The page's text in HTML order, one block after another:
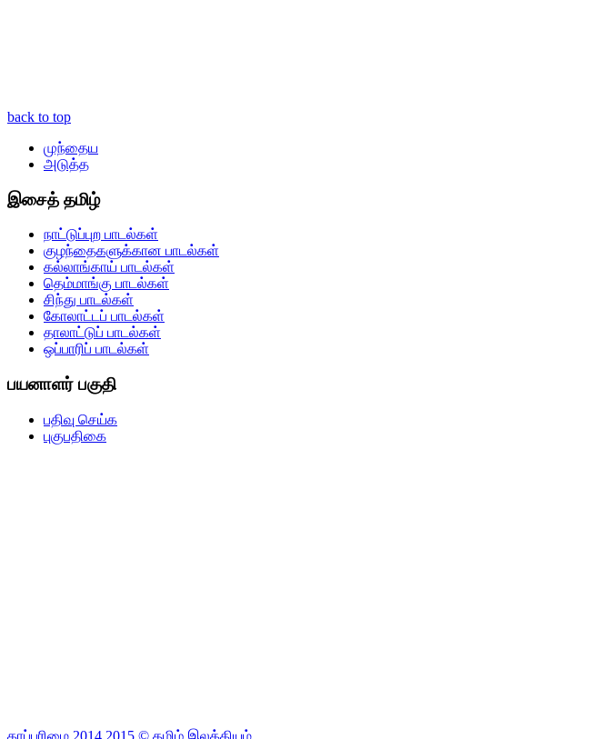
back to top
முந்தைய
அடுத்த
இசைத் தமிழ்
நாட்டுப்புற பாடல்கள்
குழந்தைகளுக்கான பாடல்கள்
கல்லாங்காய் பாடல்கள்
தெம்மாங்கு பாடல்கள்
சிந்து பாடல்கள்
கோலாட்டப் பாடல்கள்
தாலாட்டுப் பாடல்கள்
ஒப்பாரிப் பாடல்கள்
பயனாளர் பகுதி
பதிவு செய்க
புகுபதிகை
காப்புரிமை 2014,2015 © தமிழ் இலக்கியம்